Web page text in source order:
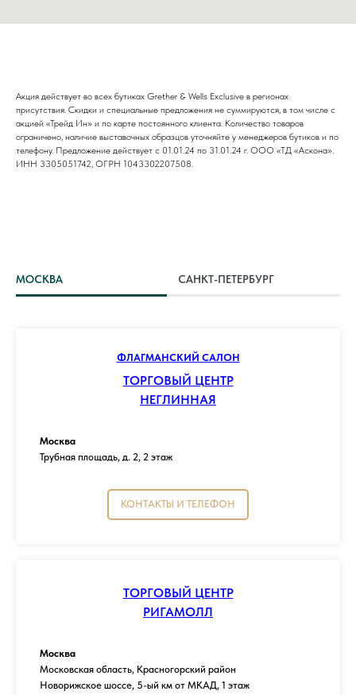
Акция действует во всех бутиках Grether & Wells Exclusive в регионах
присутствия. Скидки и специальные предложения не суммируются, в том числе с
акцией «Трейд Ин» и по карте постоянного клиента. Количество товаров
ограничено, наличие выставочных образцов уточняйте у менеджеров бутиков и по
телефону. Предложение действует с 01.01.24 по 31.01.24 г. ООО «ТД «Аскона».
ИНН 3305051742, ОГРН 1043302207508.
МОСКВА САНКТ-ПЕТЕРБУРГ
ФЛАГМАНСКИЙ САЛОН
ТОРГОВЫЙ ЦЕНТР
НЕГЛИННАЯ
Москва
Трубная площадь, д. 2, 2 этаж
КОНТАКТЫ И ТЕЛЕФОН
ТОРГОВЫЙ ЦЕНТР
РИГАМОЛЛ
Москва
Московская область, Красногорский район
Новорижское шоссе, 5-ый км от МКАД, 1 этаж